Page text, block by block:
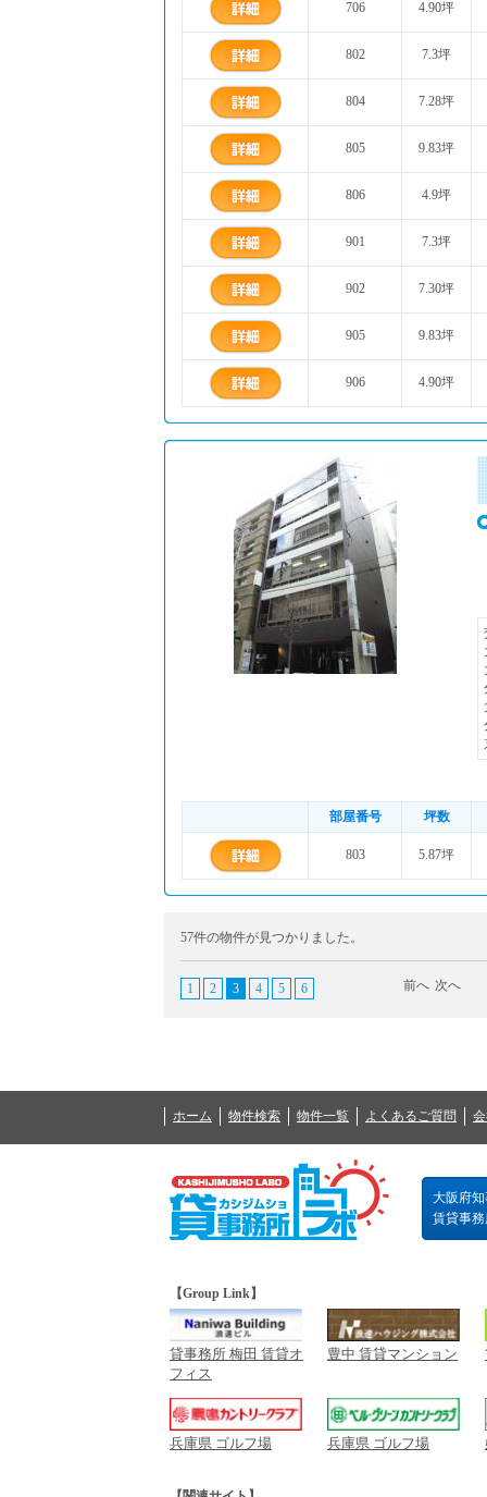
706 4.90坪
802 7.3坪
804 7.28坪
805 9.83坪
806 4.9坪
901 7.3坪
902 7.30坪
905 9.83坪
906 4.90坪
部屋番号 坪数
803 5.87坪
57件の物件が見つかりました。
1 2 3 4 5 6 前へ 次へ
ホーム 物件検索 物件一覧 よくあるご質問
大阪府
賃貸事
【Group Link】
貸事務所 梅田 賃貸オ
フィス
豊中 賃貸マンション
兵庫県 ゴルフ場 兵庫県 ゴルフ場